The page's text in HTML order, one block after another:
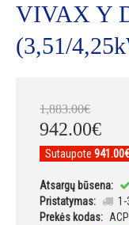
VIVAX Y
(3,51/
1,883.00€
942.00€
Sutaupote 941.00€
Atsargų būsena:
Pristatymas:
1-
Prekės kodas: